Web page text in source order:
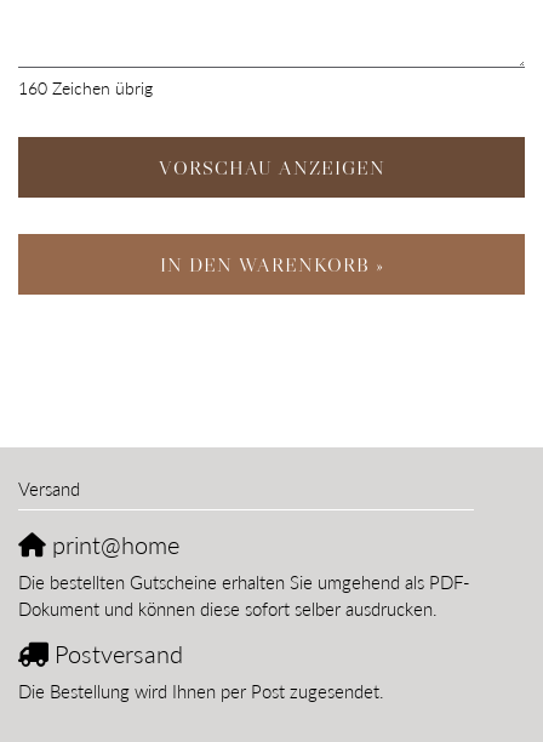
160 Zeichen übrig
VORSCHAU ANZEIGEN
IN DEN WARENKORB »
Versand
print@home
Die bestellten Gutscheine erhalten Sie umgehend als PDF-
Dokument und können diese sofort selber ausdrucken.
Postversand
Die Bestellung wird Ihnen per Post zugesendet.